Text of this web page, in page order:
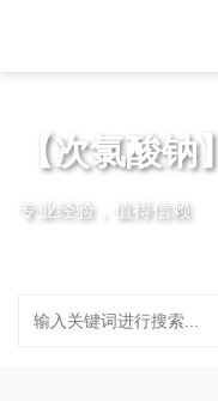
【次氯酸
专业经验，值得信赖